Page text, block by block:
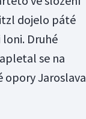
dojelo páté
Druhé
se na
Jaroslava